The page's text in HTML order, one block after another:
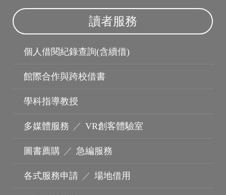
博碩士論文
讀者服務
個人借閱紀錄查詢(含續借)
館際合作與跨校借書
學科指導教授
多媒體服務 ／ VR創客體驗室
圖書薦購 ／ 急編服務
各式服務申請 ／ 場地借用